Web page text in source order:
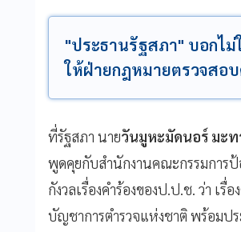
"ประธานรัฐสภา" บอกไม่
ให้ฝ่ายกฎหมายตรวจสอ
ที่รัฐสภา นายวันมูหะมัดนอร์ มะท
พูดคุยกับสำนักงานคณะกรรมการ
กังวลเรื่องคำร้องของป.ป.ช. ว่า
บัญชาการตำรวจแห่งชาติ พร้อมป